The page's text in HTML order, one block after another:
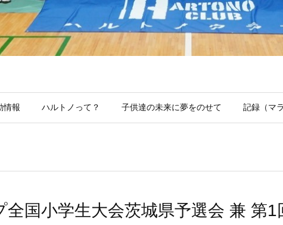
情報 ハルトノって？ 子供達の未来に夢をのせて 記録（マ
国小学生大会茨城県予選会 兼 第1